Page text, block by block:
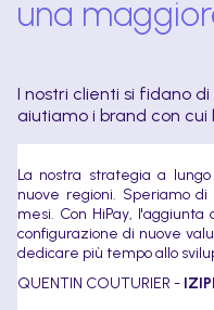
una
I nostri clienti si fidano
aiutiamo i brand con cui
La nostra strategia a
nuove regioni. Speriamo
mesi. Con HiPay,
configurazione di nuove
dedicare più tempo allo
QUENTIN COUTURIER -